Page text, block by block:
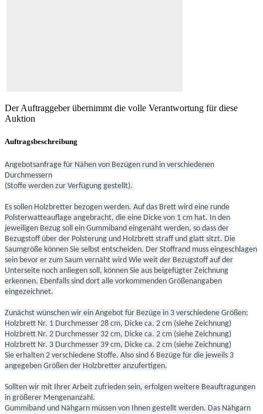
Der Auftraggeber übernimmt die volle Verantwortung für diese
Auktion
Auftragsbeschreibung
Angebotsanfrage für Nähen von Bezügen rund in verschiedenen
Durchmessern
(Stoffe werden zur Verfügung gestellt).
Es sollen Holzbretter bezogen werden. Auf das Brett wird eine runde
Polsterwatteauflage angebracht, die eine Dicke von 1 cm hat. In den
jeweiligen Bezug soll ein Gummiband eingenäht werden, so dass der
Bezugstoff über der Polsterung und Holzbrett straff und glatt sitzt. Die
Saumgröße können Sie selbst entscheiden. Der Stoffrand muss eingeschlagen
sein bevor er zum Saum vernäht wird Wie weit der Bezugstoff auf der
Unterseite noch anliegen soll, können Sie aus beigefügter Zeichnung
erkennen. Ebenfalls sind dort alle vorkommenden Größenangaben
eingezeichnet.
Zunächst wünschen wir ein Angebot für Bezüge in 3 verschiedene Größen:
Holzbrett Nr. 1 Durchmesser 28 cm, Dicke ca. 2 cm (siehe Zeichnung)
Holzbrett Nr. 2 Durchmesser 32 cm, Dicke ca. 2 cm (siehe Zeichnung)
Holzbrett Nr. 3 Durchmesser 39 cm, Dicke ca. 2 cm (siehe Zeichnung)
Sie erhalten 2 verschiedene Stoffe. Also sind 6 Bezüge für die jeweils 3
angegeben Größen der Holzbretter anzufertigen.
Sollten wir mit Ihrer Arbeit zufrieden sein, erfolgen weitere Beauftragungen
in größerer Mengenanzahl.
Gummiband und Nähgarn müssen von Ihnen gestellt werden. Das Nähgarn